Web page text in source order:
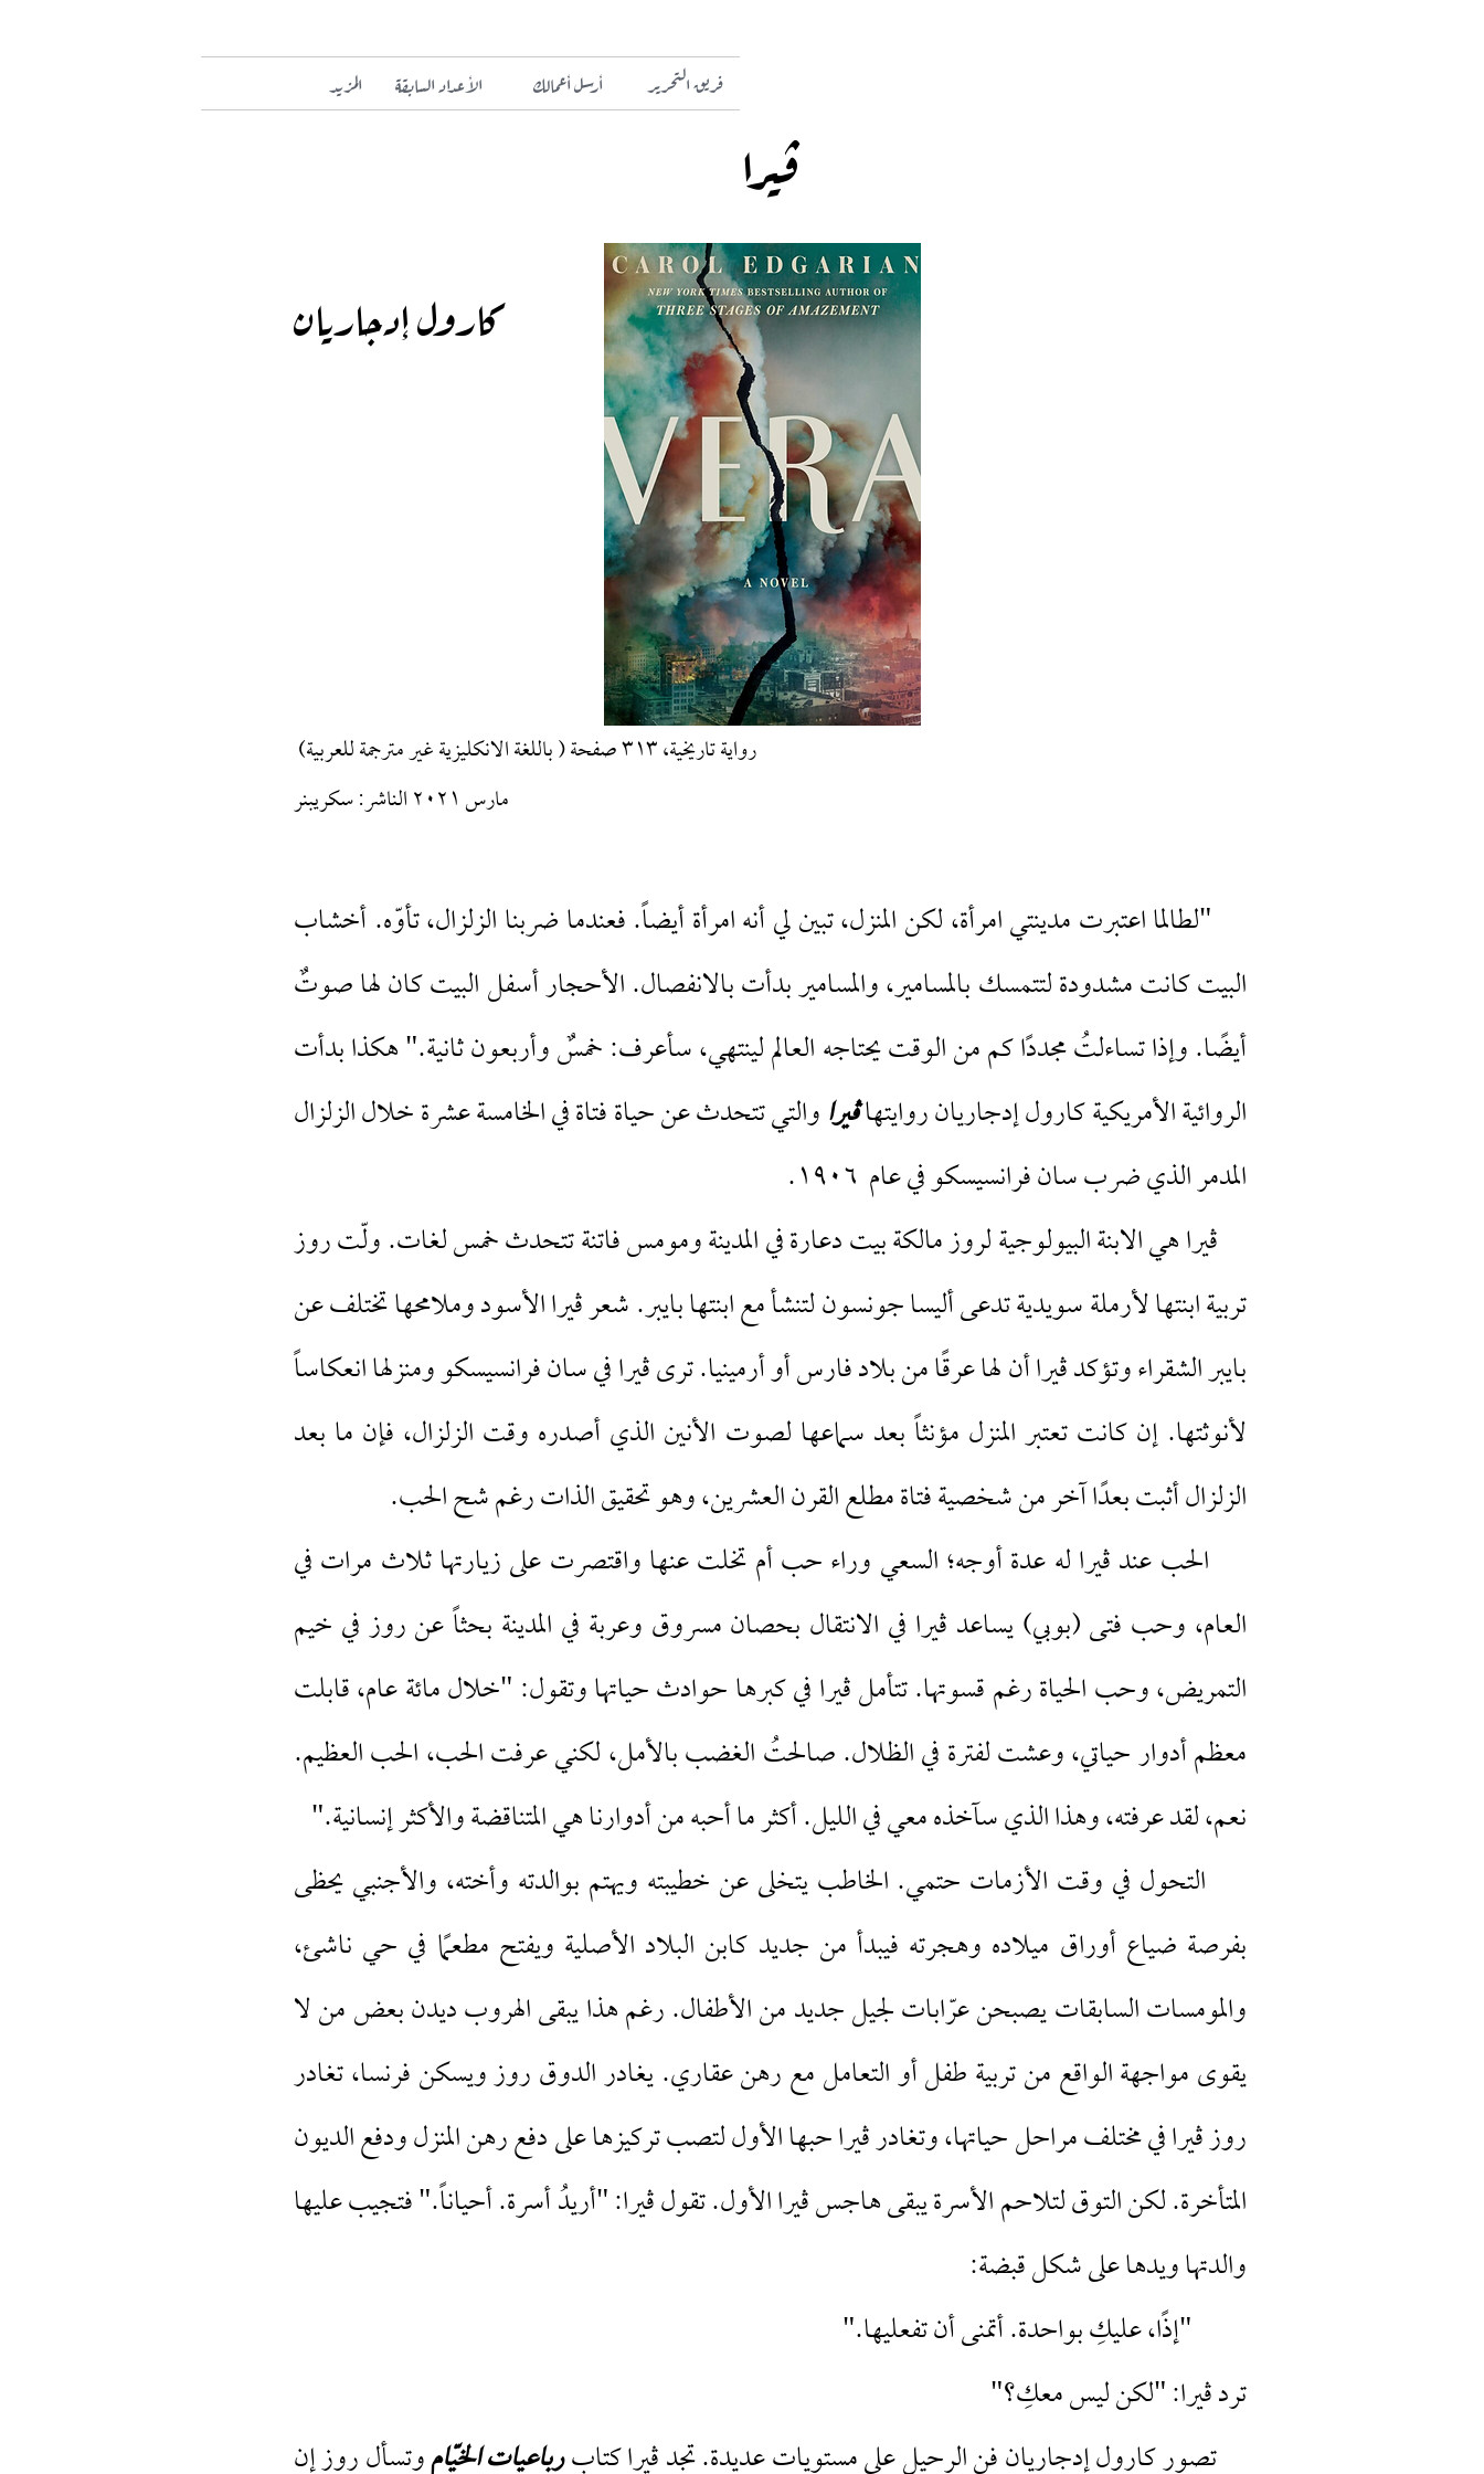
المزيد الأعداد السابقة أرسل أعمالك فريق التحرير
ڤيرا
كارول إدجاريان
رواية تاريخية، ٣١٣ صفحة ( باللغة الانكليزية غير مترجمة للعربية)
مارس ٢٠٢١ الناشر: سكريبنر
"لطالما اعتبرت مدينتي امرأة، لكن المنزل، تبين لي أنه امرأة أيضاً. فعندما ضربنا الزلزال، تأوّه. أخشاب
البيت كانت مشدودة لتتمسك بالمسامير، والمسامير بدأت بالانفصال. الأحجار أسفل البيت كان لها صوتٌ
أيضًا. وإذا تساءلتُ مجددًا كم من الوقت يحتاجه العالم لينتهي، سأعرف: خمسٌ وأربعون ثانية." هكذا بدأت
الروائية الأمريكية كارول إدجاريان روايتهاڤيراوالتي تتحدث عن حياة فتاة في الخامسة عشرة خلال الزلزال
المدمر الذي ضرب سان فرانسيسكو في عام ١٩٠٦.
ڤيرا هي الابنة البيولوجية لروز مالكة بيت دعارة في المدينة ومومس فاتنة تتحدث خمس لغات. ولّت روز
تربية ابنتها لأرملة سويدية تدعى أليسا جونسون لتنشأ مع ابنتها بايبر. شعر ڤيرا الأسود وملامحها تختلف عن
بايبر الشقراء وتؤكد ڤيرا أن لها عرقًا من بلاد فارس أو أرمينيا. ترى ڤيرا في سان فرانسيسكو ومنزلها انعكاساً
لأنوثتها. إن كانت تعتبر المنزل مؤنثاً بعد سماعها لصوت الأنين الذي أصدره وقت الزلزال، فإن ما بعد
الزلزال أثبت بعدًا آخر من شخصية فتاة مطلع القرن العشرين، وهو تحقيق الذات رغم شح الحب.
الحب عند ڤيرا له عدة أوجه؛ السعي وراء حب أم تخلت عنها واقتصرت على زيارتها ثلاث مرات في
العام، وحب فتى (بوبي) يساعد ڤيرا في الانتقال بحصان مسروق وعربة في المدينة بحثاً عن روز في خيم
التمريض، وحب الحياة رغم قسوتها. تتأمل ڤيرا في كبرها حوادث حياتها وتقول: "خلال مائة عام، قابلت
معظم أدوار حياتي، وعشت لفترة في الظلال. صالحتُ الغضب بالأمل، لكني عرفت الحب، الحب العظيم.
نعم، لقد عرفته، وهذا الذي سآخذه معي في الليل. أكثر ما أحبه من أدوارنا هي المتناقضة والأكثر إنسانية."
التحول في وقت الأزمات حتمي. الخاطب يتخلى عن خطيبته ويهتم بوالدته وأخته، والأجنبي يحظى
بفرصة ضياع أوراق ميلاده وهجرته فيبدأ من جديد كابن البلاد الأصلية ويفتح مطعمًا في حي ناشئ،
والمومسات السابقات يصبحن عرّابات لجيل جديد من الأطفال. رغم هذا يبقى الهروب ديدن بعض من لا
يقوى مواجهة الواقع من تربية طفل أو التعامل مع رهن عقاري. يغادر الدوق روز ويسكن فرنسا، تغادر
روز ڤيرا في مختلف مراحل حياتها، وتغادر ڤيرا حبها الأول لتصب تركيزها على دفع رهن المنزل ودفع الديون
المتأخرة. لكن التوق لتلاحم الأسرة يبقى هاجس ڤيرا الأول. تقول ڤيرا: "أريدُ أسرة. أحياناً." فتجيب عليها
والدتها ويدها على شكل قبضة:
"إذًا، عليكِ بواحدة. أتمنى أن تفعليها."
ترد ڤيرا: "لكن ليس معكِ؟"
تصور كارول إدجاريان فن الرحيل على مستويات عديدة. تجد ڤيرا كتابرباعيات الخيّاموتسأل روز إن